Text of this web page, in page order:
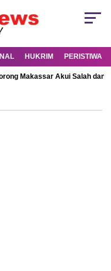
HUKRIM PERISTIWA
Makassar Akui Salah dan